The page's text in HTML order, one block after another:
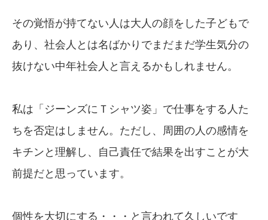
その覚悟が持てない人は大人の顔をした子どもで
あり、社会人とは名ばかりでまだまだ学生気分の
抜けない中年社会人と言えるかもしれません。
私は「ジーンズにＴシャツ姿」で仕事をする人た
ちを否定はしません。ただし、周囲の人の感情を
キチンと理解し、自己責任で結果を出すことが大
前提だと思っています。
個性を大切にする・・・と言われて久しいです